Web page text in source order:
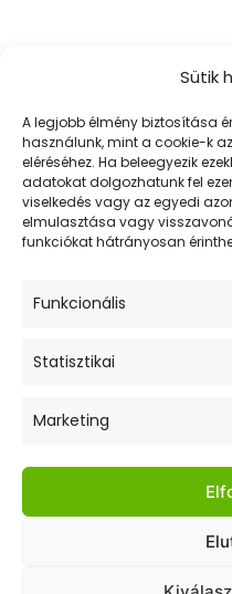
Sütik
A legjobb élmény biztosítása
használunk, mint a cookie-k
eléréséhez. Ha beleegyezik
adatokat dolgozhatunk fel
viselkedés vagy az egyedi
elmulasztása vagy
funkciókat hátrányosan
Funkcionális
Statisztikai
Marketing
URR KERT KFT.
Mert az Urr kertje
Értesülj elsőként
Elfogadom az